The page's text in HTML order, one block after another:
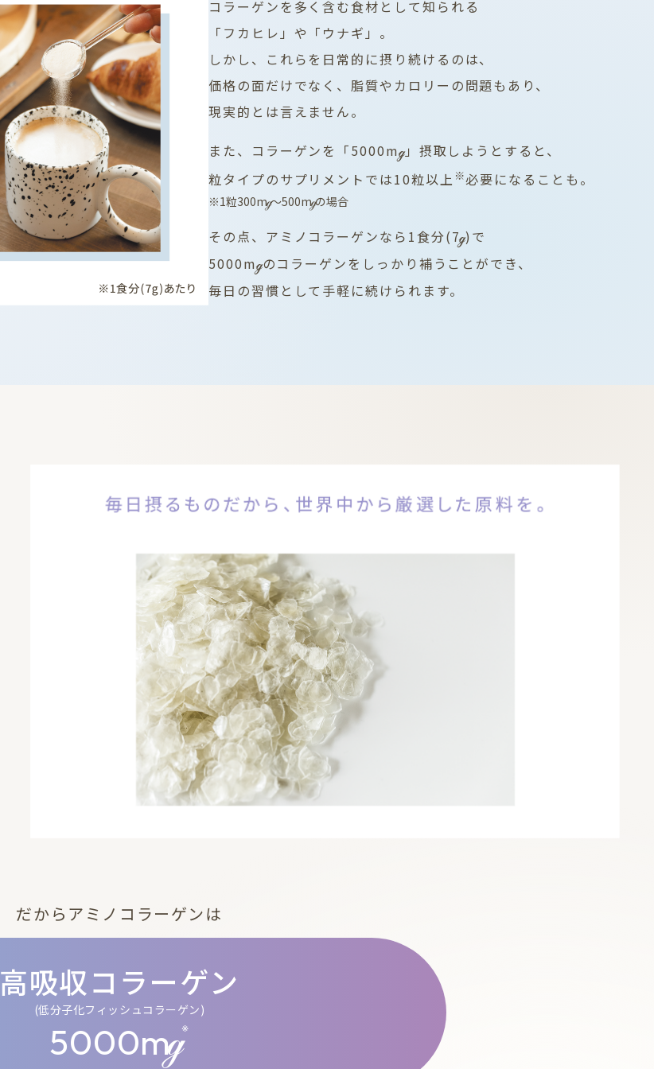
コラーゲンを多く含む食材として知られる
「フカヒレ」や「ウナギ」。
しかし、これらを日常的に摂り続けるのは、
価格の面だけでなく、脂質やカロリーの問題もあり、
現実的とは言えません。
また、コラーゲンを「5000mℊ」摂取しようとすると、
粒タイプのサプリメントでは10粒以上 ※必要になることも。
※1粒300mℊ〜500mℊの場合
その点、アミノコラーゲンなら1食分(7ℊ)で
5000mℊのコラーゲンをしっかり補うことができ、
毎日の習慣として手軽に続けられます。
だからアミノコラーゲンは
高吸収コラーゲン
(低分子化フィッシュコラーゲン)
5000mℊ※